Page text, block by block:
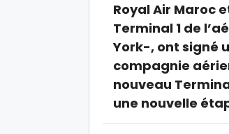
Royal Air Maroc
Terminal 1 de
York-, ont signé
compagnie
nouveau
une nouvelle